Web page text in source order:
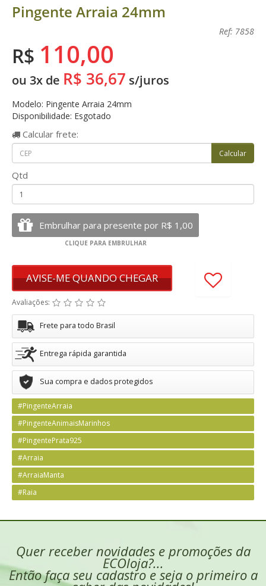
Pingente Arraia 24mm
Ref: 7858
R$ 110,00
ou 3x de R$ 36,67 s/juros
Modelo: Pingente Arraia 24mm
Disponibilidade: Esgotado
Calcular frete:
Qtd
AVISE-ME QUANDO CHEGAR
Avaliações:
Frete para todo Brasil
Entrega rápida garantida
Sua compra e dados protegidos
#PingenteArraia
#PingenteAnimaisMarinhos
#PingentePrata925
#Arraia
#ArraiaManta
#Raia
Quer receber novidades e promoções da
ECOloja?...
Então faça seu cadastro e seja o primeiro a